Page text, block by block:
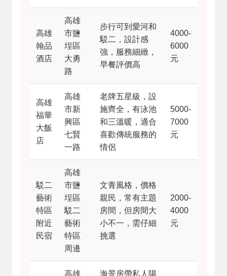
高雄
翰品
酒店
高雄
市鹽
埕區
大勇
路
步行可到愛河和
駁二，設計感
強，服務細緻，
早餐評價高
4000-
6000
元
高雄
福華
大飯
店
高雄
市新
興區
七賢
一路
老牌五星級，設
施齊全，有泳池
和三溫暖，適合
喜歡傳統服務的
情侶
5000-
7000
元
駁二
藝術
特區
附近
民宿
高雄
市鹽
埕區
駁二
藝術
特區
周邊
文青風格，價格
親民，常有主題
房間，但房間大
小不一，需仔細
挑選
2000-
4000
元
高雄 海景房帶私人陽